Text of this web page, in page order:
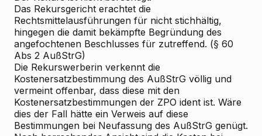
Das Rekursgericht erachtet die
Rechtsmittelausführungen für nicht stichhältig,
hingegen die damit bekämpfte Begründung des
angefochtenen Beschlusses für zutreffend. (§ 60
Abs 2 AußStrG)
Die Rekurswerberin verkennt die
Kostenersatzbestimmung des AußStrG völlig und
vermeint offenbar, dass diese mit den
Kostenersatzbestimmungen der ZPO ident ist. Wäre
dies der Fall hätte ein Verweis auf diese
Bestimmungen bei Neufassung des AußStrG genügt.